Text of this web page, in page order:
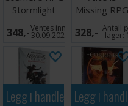
Stormlight
Starter Set
348,-Ventes inn
30.09.2026
Missing RPG
Silent Falls
Exp
328,- Antall
lager:1
Legg i handlekurven
Legg i